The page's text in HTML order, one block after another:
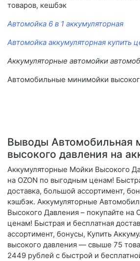
товаров, кешбэк
Автомойка 6 в 1 аккумуляторная
Автомойка аккумуляторная купить
Аккумуляторные автомойки
Автомобильные минимойки
Выводы Автомобильная
высокого давления на
Аккумуляторные Мойки Высокого
на OZON по выгодным ценам!
доставка, большой ассортимент,
кэшбэк. Аккумуляторные
Высокого Давления – покупайте на
ценам! Быстрая и бесплатная
ассортимент, бонусы, Купить
высокого давления — свыше 75
2449 рублей с быстрой и